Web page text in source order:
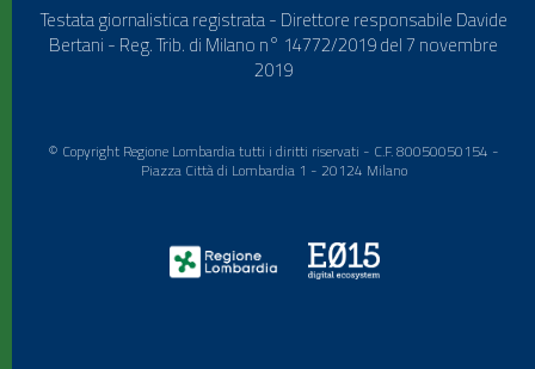
Testata giornalistica registrata - Direttore responsabile Davide
Bertani - Reg. Trib. di Milano n° 14772/2019 del 7 novembre
2019
© Copyright Regione Lombardia tutti i diritti riservati - C.F. 80050050154 -
Piazza Città di Lombardia 1 - 20124 Milano